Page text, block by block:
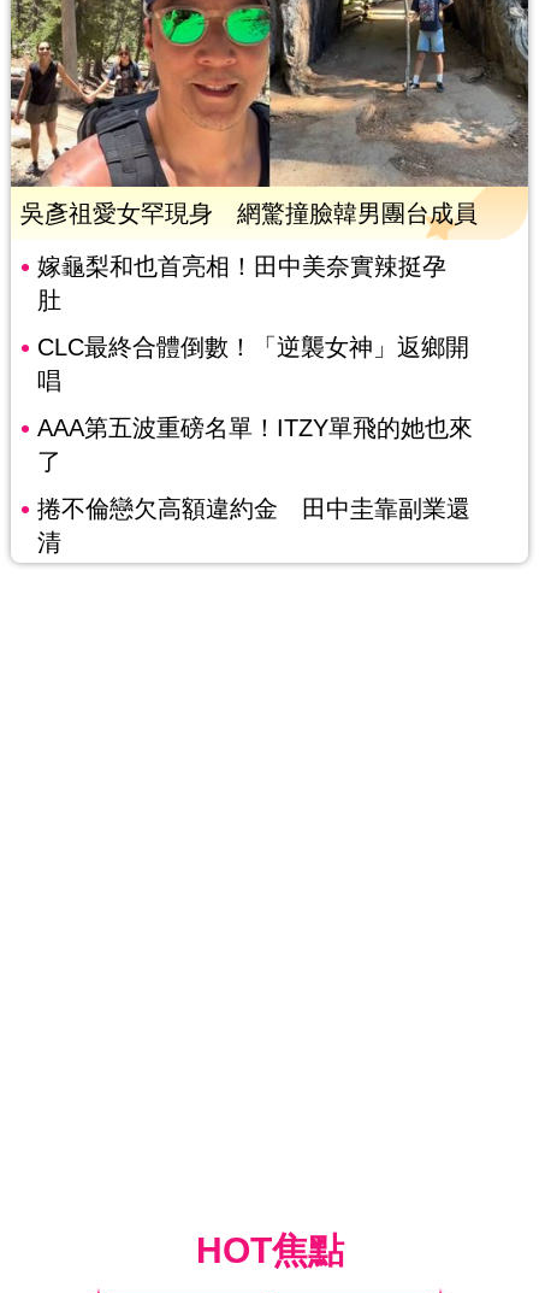
吳彥祖愛女罕現身 網驚撞臉韓男團台成員
嫁龜梨和也首亮相！田中美奈實辣挺孕
肚
CLC最終合體倒數！「逆襲女神」返鄉開
唱
AAA第五波重磅名單！ITZY單飛的她也來
了
捲不倫戀欠高額違約金 田中圭靠副業還
清
HOT焦點